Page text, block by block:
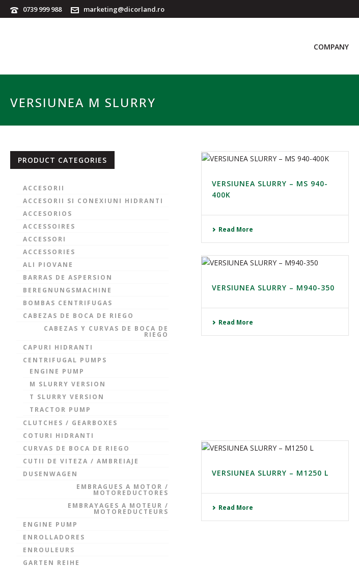
0739 999 988 marketing@dicorland.ro
COMPANY
VERSIUNEA M SLURRY
VERSIUNEA SLURRY – MS 940-
400K
Read More
VERSIUNEA SLURRY – M940-350
Read More
VERSIUNEA SLURRY – M1250 L
Read More
PRODUCT CATEGORIES
ACCESORII
ACCESORII SI CONEXIUNI HIDRANTI
ACCESORIOS
ACCESSOIRES
ACCESSORI
ACCESSORIES
ALI PIOVANE
BARRAS DE ASPERSION
BEREGNUNGSMACHINE
BOMBAS CENTRIFUGAS
CABEZAS DE BOCA DE RIEGO
CABEZAS Y CURVAS DE BOCA DE
RIEGO
CAPURI HIDRANTI
CENTRIFUGAL PUMPS
ENGINE PUMP
M SLURRY VERSION
T SLURRY VERSION
TRACTOR PUMP
CLUTCHES / GEARBOXES
COTURI HIDRANTI
CURVAS DE BOCA DE RIEGO
CUTII DE VITEZA / AMBREIAJE
DUSENWAGEN
EMBRAGUES A MOTOR /
MOTOREDUCTORES
EMBRAYAGES A MOTEUR /
MOTOREDUCTEURS
ENGINE PUMP
ENROLLADORES
ENROULEURS
GARTEN REIHE